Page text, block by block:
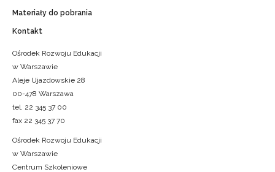
Materiały do pobrania
Kontakt
Ośrodek Rozwoju Edukacji
w Warszawie
Aleje Ujazdowskie 28
00-478 Warszawa
tel. 22 345 37 00
fax 22 345 37 70
Ośrodek Rozwoju Edukacji
w Warszawie
Centrum Szkoleniowe